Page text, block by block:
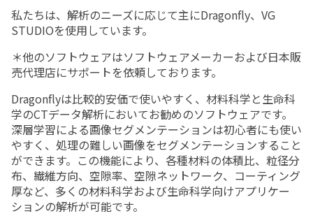
私たちは、解析のニーズに応じて主にDragonfly、VG
STUDIOを使用しています。
＊他のソフトウェアはソフトウェアメーカーおよび日本販
売代理店にサポートを依頼しております。
Dragonflyは比較的安価で使いやすく、材料科学と生命科
学のCTデータ解析においてお勧めのソフトウェアです。
深層学習による画像セグメンテーションは初心者にも使い
やすく、処理の難しい画像をセグメンテーションすること
ができます。この機能により、各種材料の体積比、粒径分
布、繊維方向、空隙率、空隙ネットワーク、コーティング
厚など、多くの材料科学および生命科学向けアプリケー
ションの解析が可能です。